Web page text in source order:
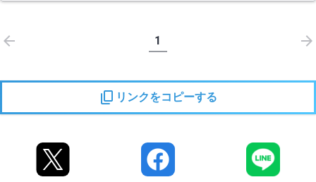
1
リンクをコピーする